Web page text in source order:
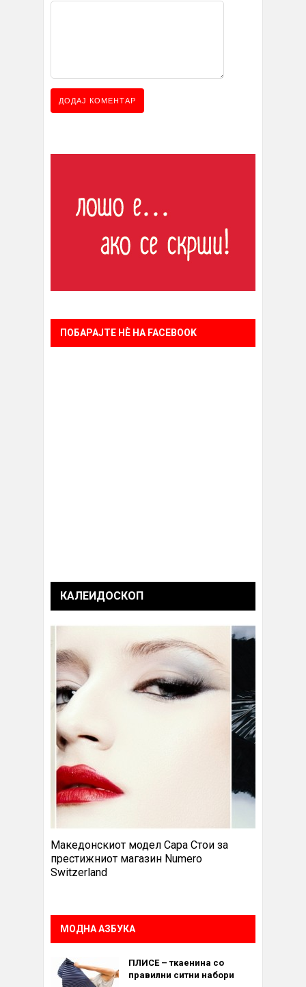
ПОБАРАЈТЕ НÈ НА FACEBOOK
КАЛЕИДОСКОП
Македонскиот модел Сара Стои за
престижниот магазин Numero
Switzerland
МОДНА АЗБУКА
ПЛИСЕ – ткаенина со
правилни ситни набори